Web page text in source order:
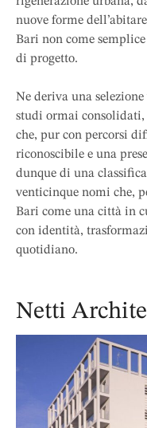
nuove forme
Bari non come
di progetto.
Ne deriva una
studi ormai consolidati,
che, pur con percorsi
riconoscibile e una
dunque di una
venticinque nomi che,
Bari come una città in
con identità,
quotidiano.
Netti